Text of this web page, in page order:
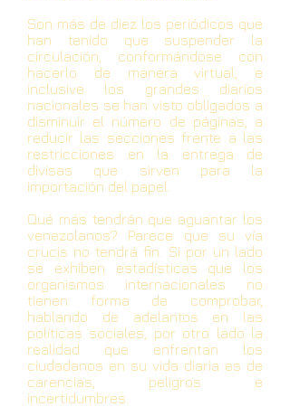
Son más de diez los periódicos que
han tenido que suspender la
circulación, conformándose con
hacerlo de manera virtual, e
inclusive los grandes diarios
nacionales se han visto obligados a
disminuir el número de páginas, a
reducir las secciones frente a las
restricciones en la entrega de
divisas que sirven para la
importación del papel.
Qué más tendrán que aguantar los
venezolanos? Parece que su vía
crucis no tendrá fin. Si por un lado
se exhiben estadísticas que los
organismos internacionales no
tienen forma de comprobar,
hablando de adelantos en las
políticas sociales, por otro lado la
realidad que enfrentan los
ciudadanos en su vida diaria es de
carencias, peligros e
incertidumbres.